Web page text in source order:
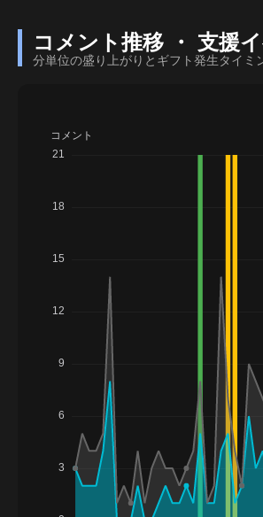
コメント推移 ・ 支援
分単位の盛り上がりとギフト発生タイミ